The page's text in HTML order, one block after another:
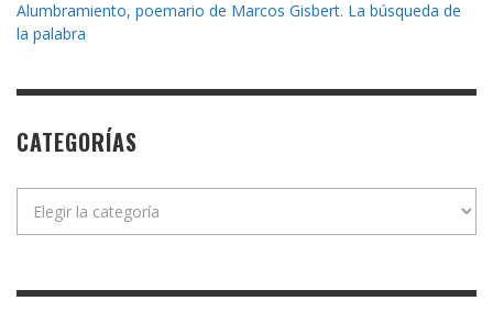
Alumbramiento, poemario de Marcos Gisbert. La búsqueda de
la palabra
CATEGORÍAS